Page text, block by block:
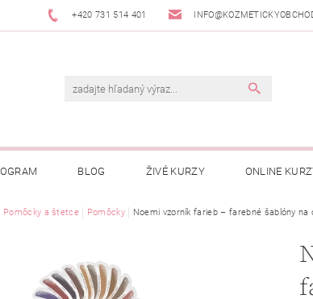
+420 731 514 401
BLOG ŽIVÉ KURZY ONLINE
Pomôcky a štetce Pomôcky Noemi vzorník farieb – farebné šablóny na